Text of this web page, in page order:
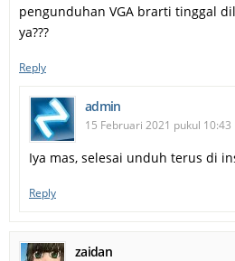
pengunduhan VGA brarti tinggal
ya???
Reply
admin
15 Februari 2021 pukul 10:43
Iya mas, selesai unduh terus di
Reply
zaidan